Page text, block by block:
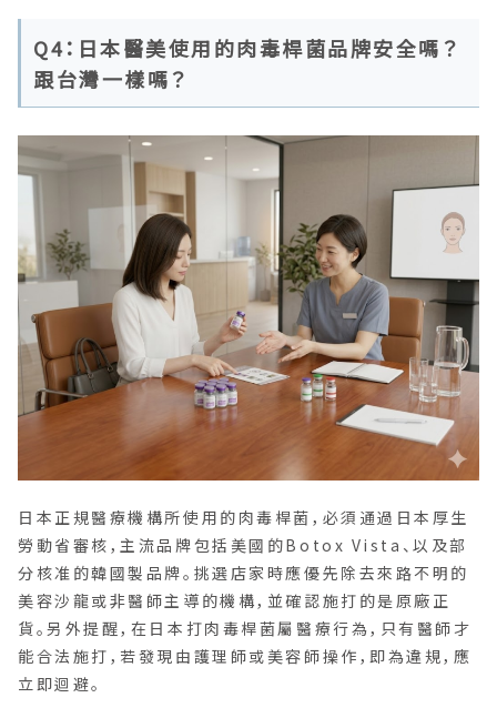
Q4：日本醫美使用的肉毒桿菌品牌安全嗎？
跟台灣一樣嗎？
日本正規醫療機構所使用的肉毒桿菌，必須通過日本厚生
勞動省審核，主流品牌包括美國的Botox Vista、以及部
分核准的韓國製品牌。挑選店家時應優先除去來路不明的
美容沙龍或非醫師主導的機構，並確認施打的是原廠正
貨。另外提醒，在日本打肉毒桿菌屬醫療行為，只有醫師才
能合法施打，若發現由護理師或美容師操作，即為違規，應
立即迴避。